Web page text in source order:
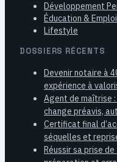
Développement
Éducation & Emploi
Lifestyle
DOSSIERS RÉCENTS
Devenir notaire à
expérience à
Agent de maîtrise
change préavis,
Certificat final
séquelles et
Réussir sa prise